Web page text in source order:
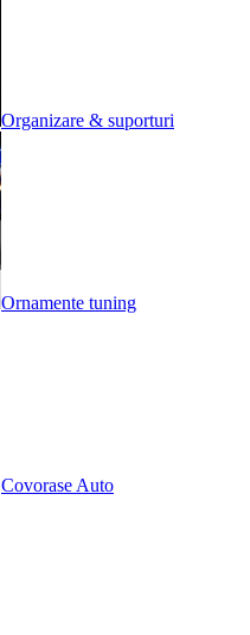
Organizare & suporturi
Ornamente tuning
Covorase Auto